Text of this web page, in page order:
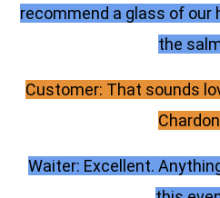
recommend a glass of our
the
Customer: That sounds
Waiter: Excellent.